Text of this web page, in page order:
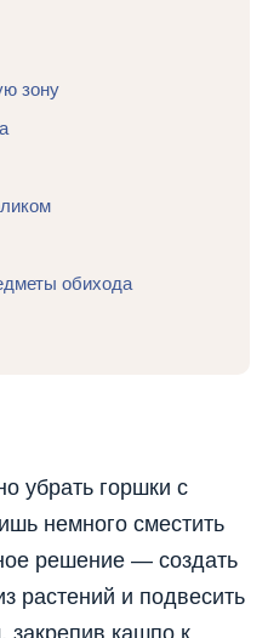
зону
обихода
убрать горшки с
немного сместить
решение — создать
растений и подвесить